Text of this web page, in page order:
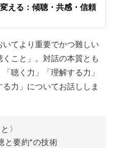
めの「感情伝達の型」とい
ョンが一方通行でなく、心
ターン
めの考え方 04:30
06:31
09:00
ングシート」
える：傾聴・共感・信頼
いてより重要でかつ難しい
くこと」。対話の本質とも
聴く力」「理解する力」
る力」についてお話ししま
〉
と要約"の技術